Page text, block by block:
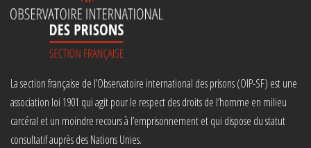
La section française de l’Observatoire international des prisons (OIP-SF) est une
association loi 1901 qui agit pour le respect des droits de l’homme en milieu
carcéral et un moindre recours à l’emprisonnement et qui dispose du statut
consultatif auprès des Nations Unies.